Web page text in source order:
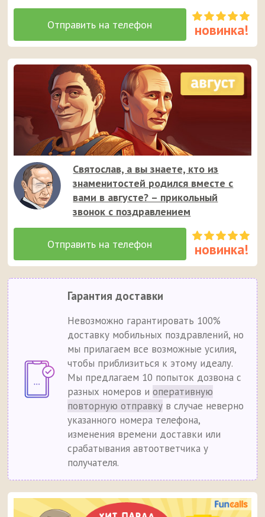
Святослав, а вы знаете, кто из
знаменитостей родился вместе с
вами в августе? – прикольный
звонок с поздравлением
Гарантия доставки
Невозможно гарантировать 100%
доставку мобильных поздравлений, но
мы прилагаем все возможные усилия,
чтобы приблизиться к этому идеалу.
Мы предлагаем 10 попыток дозвона с
разных номеров иоперативную
повторную отправку в случае неверно
указанного номера телефона,
изменения времени доставки или
срабатывания автоответчика у
получателя.